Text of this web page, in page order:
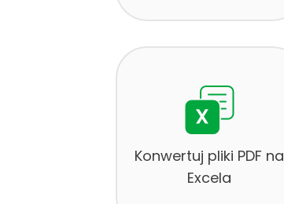
Konwertuj pliki PDF na
Excela